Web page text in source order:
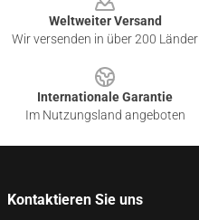
Weltweiter Versand
Wir versenden in über 200 Länder
Internationale Garantie
Im Nutzungsland angeboten
Kontaktieren Sie uns